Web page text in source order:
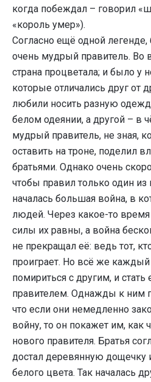
когда побеждал – говорил
«король умер»).
Согласно ещё одной
очень мудрый правитель. Во
страна процветала; и было у
которые отличались друг от
любили носить разную
белом одеянии, а другой – в
мудрый правитель, не зная,
оставить на троне, поделил
братьями. Однако очень
чтобы правил только один из
началась большая война, в
людей. Через какое-то время
силы их равны, а война
не прекращал её: ведь тот,
проиграет. Но всё же каждый
помириться с другим, и
правителем. Однажды к ним
что если они немедленно
войну, то он покажет им, как
нового правителя. Братья
достал деревянную дощечку
белого цвета. Так началась